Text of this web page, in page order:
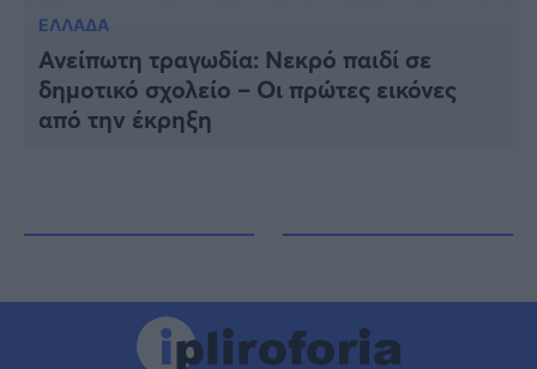
ΕΛΛΑΔΑ
Ανείπωτη τραγωδία: Νεκρό παιδί σε
δημοτικό σχολείο – Οι πρώτες εικόνες
από την έκρηξη